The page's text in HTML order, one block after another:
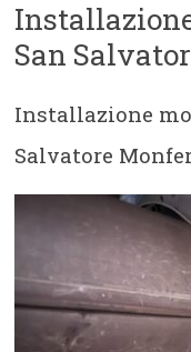
San
Installazione
Salvatore